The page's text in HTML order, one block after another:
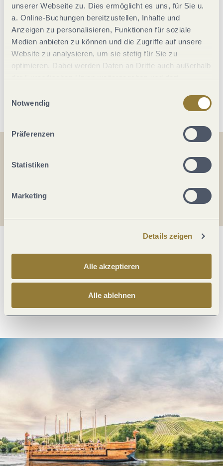
unserer Webseite zu. Dies ermöglicht es uns, für Sie u.
a. Online-Buchungen bereitzustellen, Inhalte und
Anzeigen zu personalisieren, Funktionen für soziale
Medien anbieten zu können und die Zugriffe auf unsere
Website zu analysieren, um sie stetig für Sie zu
optimieren. Dabei werden Daten an Dritte auch außerhalb
jederzeit widerrufen werden. Mit der Auswahl "Alle
ablehnen" kann es zu Beeinträchtigungen in der Nutzung
Notwendig
Präferenzen
Statistiken
Marketing
Details zeigen
Alle akzeptieren
Alle ablehnen
Allgemeine Informationen
Einrichtungen Betrieb
Was möchtest du als nächstes tun?
Anreise planen PDF erzeugen